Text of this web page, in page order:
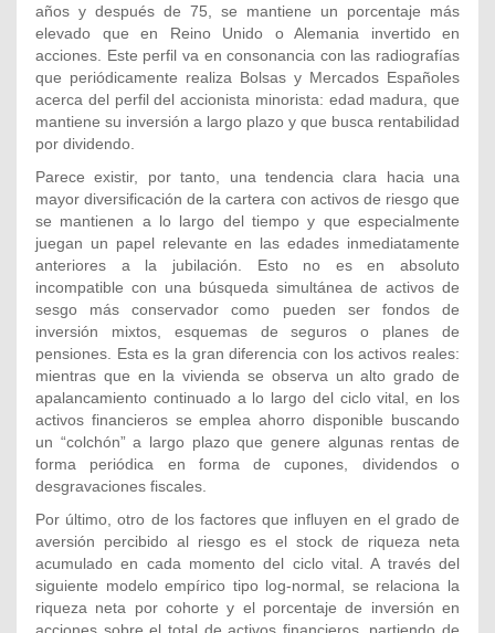
años y después de 75, se mantiene un porcentaje más
elevado que en Reino Unido o Alemania invertido en
acciones. Este perfil va en consonancia con las radiografías
que periódicamente realiza Bolsas y Mercados Españoles
acerca del perfil del accionista minorista: edad madura, que
mantiene su inversión a largo plazo y que busca rentabilidad
por dividendo.
Parece existir, por tanto, una tendencia clara hacia una
mayor diversificación de la cartera con activos de riesgo que
se mantienen a lo largo del tiempo y que especialmente
juegan un papel relevante en las edades inmediatamente
anteriores a la jubilación. Esto no es en absoluto
incompatible con una búsqueda simultánea de activos de
sesgo más conservador como pueden ser fondos de
inversión mixtos, esquemas de seguros o planes de
pensiones. Esta es la gran diferencia con los activos reales:
mientras que en la vivienda se observa un alto grado de
apalancamiento continuado a lo largo del ciclo vital, en los
activos financieros se emplea ahorro disponible buscando
un “colchón” a largo plazo que genere algunas rentas de
forma periódica en forma de cupones, dividendos o
desgravaciones fiscales.
Por último, otro de los factores que influyen en el grado de
aversión percibido al riesgo es el stock de riqueza neta
acumulado en cada momento del ciclo vital. A través del
siguiente modelo empírico tipo log-normal, se relaciona la
riqueza neta por cohorte y el porcentaje de inversión en